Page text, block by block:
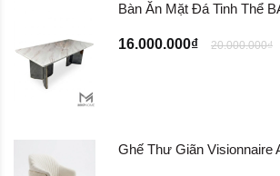
Bàn Ăn Mặt Đá Tinh Thể
16.000.000₫ 20.000.000₫